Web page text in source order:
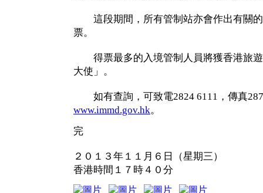
這段期間，所有管制站亦會作出有關的
票。
得票最多的入境管制人員將獲香港旅遊
大使」。
如有查詢，可致電2824 6111，傳真
www.immd.gov.hk。
完
２０１３年１１月６日（星期三）
香港時間１７時４０分